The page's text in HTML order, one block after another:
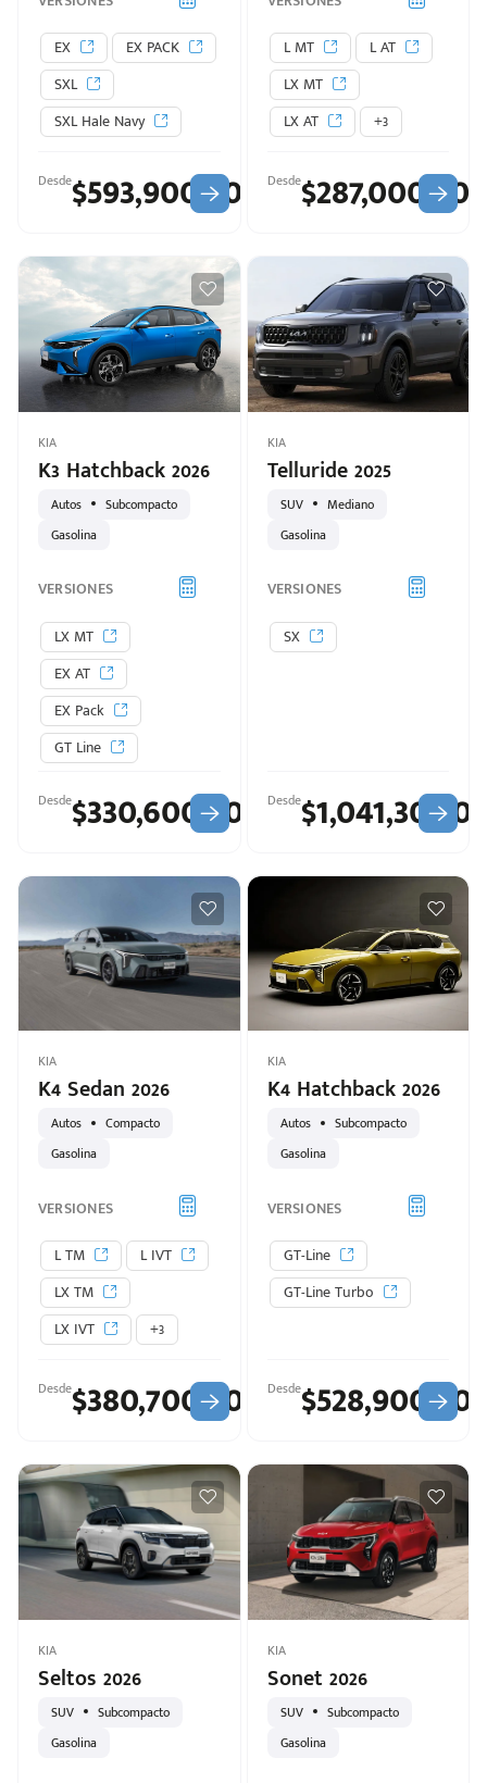
EX
EX PACK
SXL
SXL Hale Navy
$593,900.00
Desde
L MT
L AT
LX MT
LX AT
+3
$287,000.00
Desde
K3 Hatchback 2026
KIA
Autos
Subcompacto
Gasolina
VERSIONES
LX MT
EX AT
EX Pack
GT Line
$330,600.00
Desde
Telluride 2025
KIA
SUV
Mediano
Gasolina
VERSIONES
SX
Desde
K4 Sedan 2026
KIA
Autos
Compacto
Gasolina
VERSIONES
L TM
L IVT
LX TM
LX IVT
+3
$380,700.00
Desde
K4 Hatchback 2026
KIA
Autos
Subcompacto
Gasolina
VERSIONES
GT-Line
GT-Line Turbo
$528,900.00
Desde
Seltos 2026
KIA
SUV
Subcompacto
Gasolina
Sonet 2026
KIA
SUV
Subcompacto
Gasolina